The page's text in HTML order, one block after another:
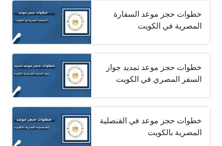
خطوات حجز موعد السفارة
المصرية في الكويت
خطوات حجز موعد تمديد جواز
السفر المصري في الكويت
خطوات حجز موعد في القنصلية
المصرية بالكويت